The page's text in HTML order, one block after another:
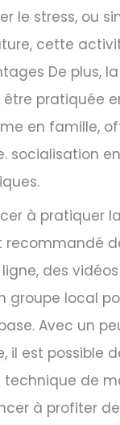
le stress, ou
cette
De plus,
pratiquée
en famille,
socialisation
à pratiquer
recommandé
des
groupe local
Avec un
il est possible
de
à profiter